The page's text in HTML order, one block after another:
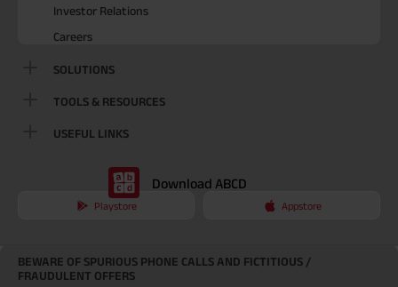
Investor Relations
Careers
SOLUTIONS
TOOLS & RESOURCES
USEFUL LINKS
Download ABCD
Playstore Appstore
BEWARE OF SPURIOUS PHONE CALLS AND FICTITIOUS /
FRAUDULENT OFFERS